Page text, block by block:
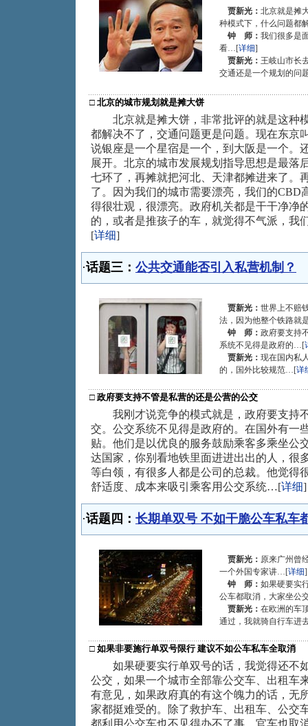
贾新光： 北京就是摊
种模式下，什么问题都
钟 师： 我们很多是
看…[详细]
贾新光： 王岐山市长
交通还是一个规划的问
□ 北京的城市规划就是摊大饼
北京就是摊大饼，非常批评的就是这种
都解决不了，交通问题更是问题。现在东京
说银座是一个星宿是一个，到大阪是一个。
展开。北京的城市发展规划指导思想是最落
七环了，再摊就把河北、天津都摊进来了。
了。因为我们的城市需要漂亮，我们的CBD
得很壮观，很漂亮。政府机关都是干干净净
的，或者是推孩子的车，就觉得不气派，我
[详细]
·话题三： 公共交通能否引入私营机制？
贾新光： 世界上不赔
法，因为他整个铁路就
钟 师： 政府要支持
系统不见得是政府的…[
贾新光： 现在国内私
的，国外比较规范…[详
□ 政府要支持不管是私营的还是公营的公交
我刚才说竞争的模式就是，政府要支持
交。公交系统不见得是政府的。在国外有一
贴。他们是以优良的服务鼓励乘客多乘坐公
达国家，你别看地铁里面进进出出的人，很
等白领，有很多人都是公司的总裁。他觉得
舒适度、成本来吸引乘客用公交系统…[详细]
·话题四： 长期单双号 不如干脆公车私车
贾新光： 原来广州曾
一个外国专家讲…[详细]
钟 师： 如果硬要实
公车都取消，大家坐公
贾新光： 在欧洲的车
通过，我就骑自行车进
□ 如果非要施行单双号限行 建议不如公车私车全取消
如果硬要实行单双号的话，我觉得还不
公交，如果一个城市全部靠公交车、出租车
有意见，如果政府真的有这个魄力的话，无
家都挺难受的。除了救护车、出租车、公交
都利用公交车也不见得办不了事。官车也取